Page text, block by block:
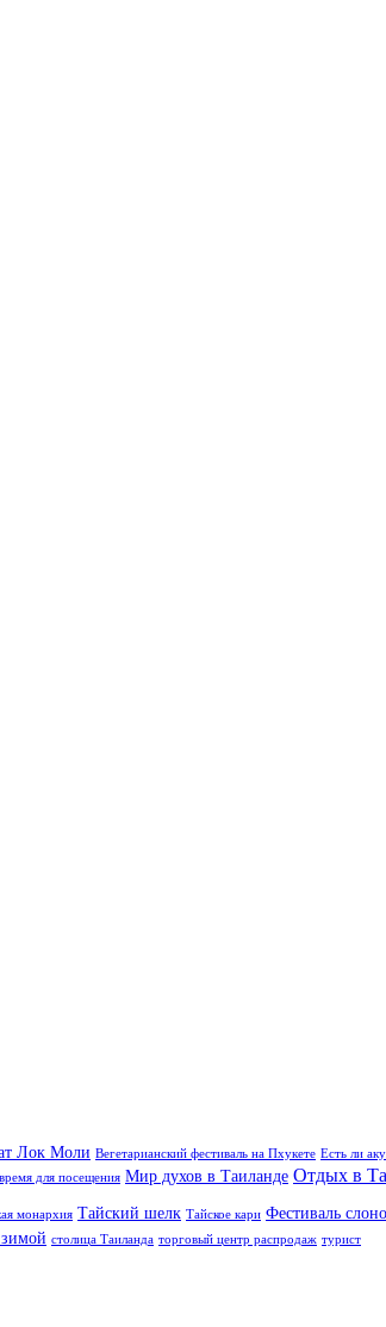
Лок Моли Вегетарианский фестиваль на Пхукете Есть ли
для посещения Мир духов в Таиланде Отдых в
монархия Тайский шелк Тайское кари Фестиваль
столица Таиланда торговый центр распродаж турист